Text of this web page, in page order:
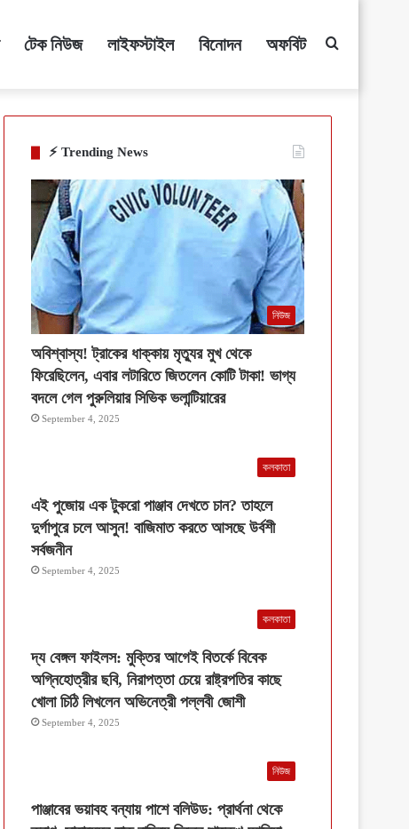
টেক নিউজ লাইফস্টাইল বিনোদন অফবিট
⚡ Trending News
নিউজ
অবিশ্বাস্য! ট্রাকের ধাক্কায় মৃত্যুর মুখ থেকে
ফিরেছিলেন, এবার লটারিতে জিতলেন কোটি টাকা! ভাগ্য
বদলে গেল পুরুলিয়ার সিভিক ভলান্টিয়ারের
September 4, 2025
কলকাতা
এই পুজোয় এক টুকরো পাঞ্জাব দেখতে চান? তাহলে
দুর্গাপুরে চলে আসুন! বাজিমাত করতে আসছে উর্বশী
সর্বজনীন
September 4, 2025
কলকাতা
দ্য বেঙ্গল ফাইলস: মুক্তির আগেই বিতর্কে বিবেক
অগ্নিহোত্রীর ছবি, নিরাপত্তা চেয়ে রাষ্ট্রপতির কাছে
খোলা চিঠি লিখলেন অভিনেত্রী পল্লবী জোশী
September 4, 2025
নিউজ
পাঞ্জাবের ভয়াবহ বন্যায় পাশে বলিউড: প্রার্থনা থেকে